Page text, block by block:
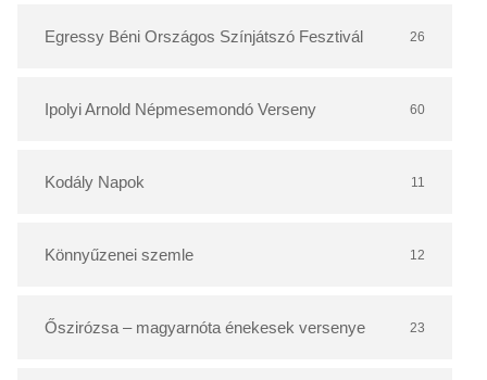
Egressy Béni Országos Színjátszó Fesztivál 26
Ipolyi Arnold Népmesemondó Verseny 60
Kodály Napok 11
Könnyűzenei szemle 12
Őszirózsa – magyarnóta énekesek versenye 23